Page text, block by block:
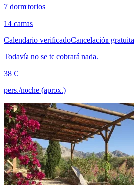
7 dormitorios
14 camas
Calendario verificadoCancelación gratuita
Todavía no se te cobrará nada.
38 €
pers./noche (aprox.)